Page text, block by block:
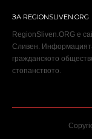
ЗА REGIONSLIVEN.ORG
RegionSliven.ORG е
Сливен.
гражданското
стопанството.